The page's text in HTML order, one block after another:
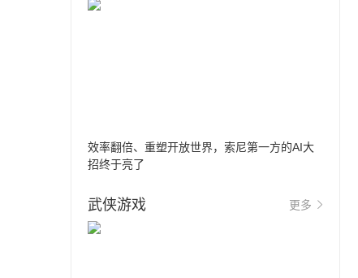
效率翻倍、重塑开放世界，索尼第一方的AI大
招终于亮了
武侠游戏 更多